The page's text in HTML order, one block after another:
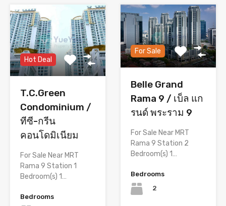
Hot Deal
T.C.Green
Condominium /
ทีซี-กรีน
คอนโดมิเนียม
For Sale Near MRT
Rama 9 Station 1
Bedroom(s) 1…
Bedrooms
For Sale
Belle Grand
Rama 9 / เบ็ล แก
รนด์ พระราม 9
For Sale Near MRT
Rama 9 Station 2
Bedroom(s) 1…
Bedrooms
2